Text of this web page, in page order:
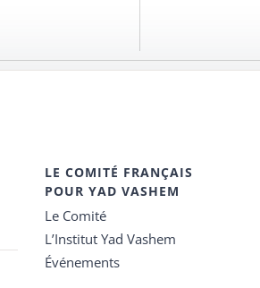
LE COMITÉ FRANÇAIS
POUR YAD VASHEM
Le Comité
L’Institut Yad Vashem
Événements